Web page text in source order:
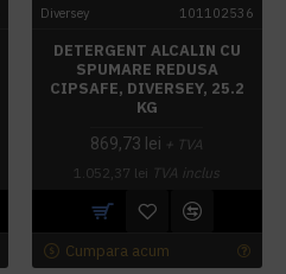
Diversey 101102536
DETERGENT ALCALIN CU
SPUMARE REDUSA
CIPSAFE, DIVERSEY, 25.2
KG
869,73 lei + TVA
1.052,37 lei TVA inclus
Cumpara acum